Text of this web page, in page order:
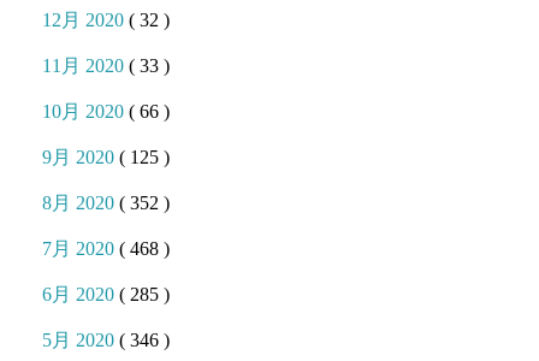
12月 2020( 32 )
11月 2020( 33 )
10月 2020( 66 )
9月 2020( 125 )
8月 2020( 352 )
7月 2020( 468 )
6月 2020( 285 )
5月 2020( 346 )